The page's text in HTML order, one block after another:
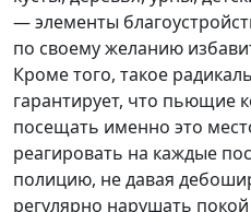
— элементы
по своему желанию
Кроме того, такое
гарантирует, что пьющие
посещать именно это
реагировать на каждые
полицию, не давая
регулярно нарушать